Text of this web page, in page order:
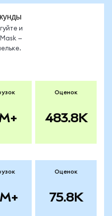
и
—
Оценок
483.8K
Оценок
75.8K